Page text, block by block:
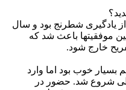
یادگیری شطرنج بود و سال
موفقیتها باعث شد که
خارج شود.
بسیار خوب بود اما وارد
شروع شد. حضور در